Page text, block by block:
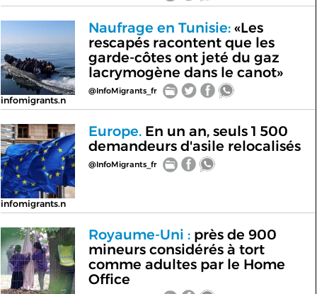
infomigrants.n
Naufrage en Tunisie:«Les
rescapés racontent que les
garde-côtes ont jeté du gaz
lacrymogène dans le canot»
@InfoMigrants_fr
infomigrants.n
Europe.En un an, seuls 1 500
demandeurs d'asile relocalisés
@InfoMigrants_fr
Royaume-Uni :près de 900
mineurs considérés à tort
comme adultes par le Home
Office